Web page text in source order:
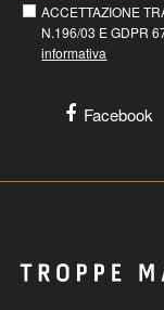
ACCETTAZIONE
N.196/03 E GDPR
informativa
Facebook